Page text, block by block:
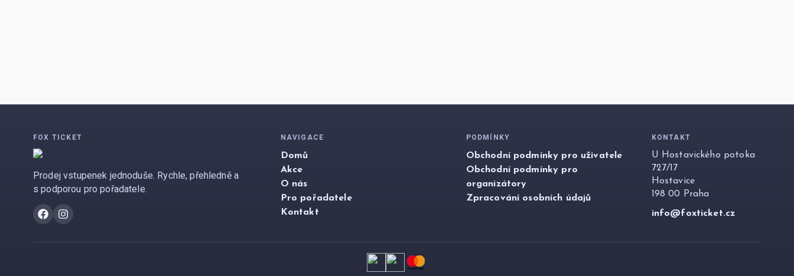
FOX TICKET
Prodej vstupenek jednoduše. Rychle, přehledně a
s podporou pro pořadatele.
NAVIGACE
Domů
Akce
O nás
Pro pořadatele
Kontakt
PODMÍNKY
Obchodní podmínky pro uživatele
Obchodní podmínky pro
organizátory
Zpracování osobních údajů
KONTAKT
U Hostavického potoka
727/17
Hostavice
198 00 Praha
info@foxticket.cz